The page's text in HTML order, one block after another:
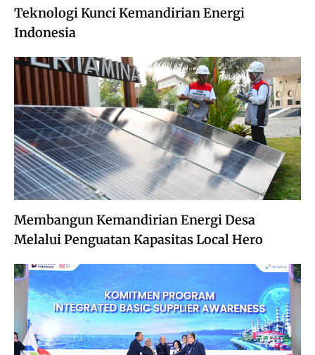
Teknologi Kunci Kemandirian Energi
Indonesia
Membangun Kemandirian Energi Desa
Melalui Penguatan Kapasitas Local Hero